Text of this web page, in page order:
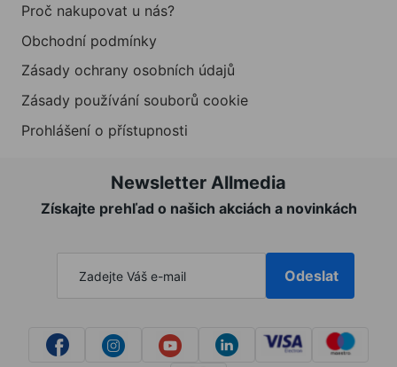
Proč nakupovat u nás?
Obchodní podmínky
Zásady ochrany osobních údajů
Zásady používání souborů cookie
Prohlášení o přístupnosti
Newsletter Allmedia
Získajte prehľad o našich akciách a novinkách
Odeslat